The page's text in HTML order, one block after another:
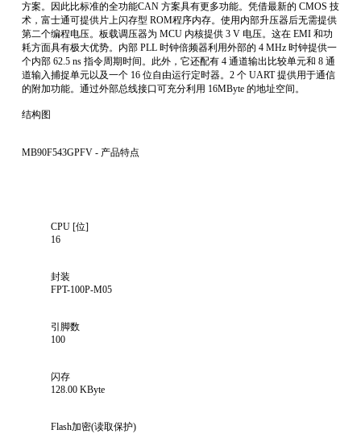
方案。因此比标准的全功能CAN 方案具有更多功能。凭借最新的 CMOS 技
术，富士通可提供片上闪存型 ROM程序内存。使用内部升压器后无需提供
第二个编程电压。板载调压器为 MCU 内核提供 3 V 电压。这在 EMI 和功
耗方面具有极大优势。内部 PLL 时钟倍频器利用外部的 4 MHz 时钟提供一
个内部 62.5 ns 指令周期时间。此外，它还配有 4 通道输出比较单元和 8 通
道输入捕捉单元以及一个 16 位自由运行定时器。2 个 UART 提供用于通信
的附加功能。通过外部总线接口可充分利用 16MByte 的地址空间。
结构图
MB90F543GPFV - 产品特点
CPU [位]
16
封装
FPT-100P-M05
引脚数
100
闪存
128.00 KByte
Flash加密(读取保护)